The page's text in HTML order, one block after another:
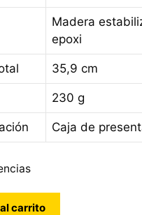
Madera
epoxi
35,9 cm
230 g
Caja de
carrito